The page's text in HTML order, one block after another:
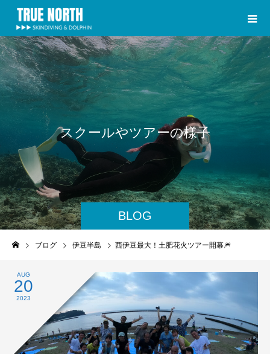
BLOG
ス ク ールやツ アーの様子
ブログ 伊豆半島 西伊豆最大！土肥花火ツアー開幕🎆
AUG
20
2023